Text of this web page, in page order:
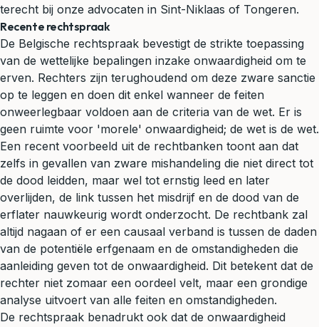
terecht bij onze advocaten in Sint-Niklaas of Tongeren.
Recente rechtspraak
De Belgische rechtspraak bevestigt de strikte toepassing
van de wettelijke bepalingen inzake onwaardigheid om te
erven. Rechters zijn terughoudend om deze zware sanctie
op te leggen en doen dit enkel wanneer de feiten
onweerlegbaar voldoen aan de criteria van de wet. Er is
geen ruimte voor 'morele' onwaardigheid; de wet is de wet.
Een recent voorbeeld uit de rechtbanken toont aan dat
zelfs in gevallen van zware mishandeling die niet direct tot
de dood leidden, maar wel tot ernstig leed en later
overlijden, de link tussen het misdrijf en de dood van de
erflater nauwkeurig wordt onderzocht. De rechtbank zal
altijd nagaan of er een causaal verband is tussen de daden
van de potentiële erfgenaam en de omstandigheden die
aanleiding geven tot de onwaardigheid. Dit betekent dat de
rechter niet zomaar een oordeel velt, maar een grondige
analyse uitvoert van alle feiten en omstandigheden.
De rechtspraak benadrukt ook dat de onwaardigheid